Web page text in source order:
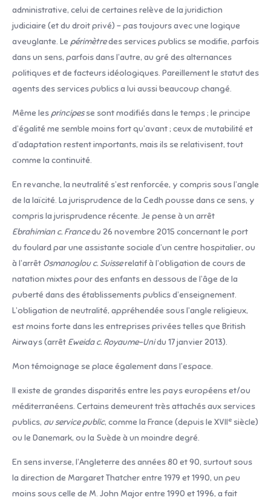
administrative, celui de certaines relève de la juridiction
judiciaire (et du droit privé) – pas toujours avec une logique
aveuglante. Le périmètredes services publics se modifie, parfois
dans un sens, parfois dans l’autre, au gré des alternances
politiques et de facteurs idéologiques. Pareillement le statut des
agents des services publics a lui aussi beaucoup changé.
Même les principesse sont modifiés dans le temps ; le principe
d’égalité me semble moins fort qu’avant ; ceux de mutabilité et
d’adaptation restent importants, mais ils se relativisent, tout
comme la continuité.
En revanche, la neutralité s’est renforcée, y compris sous l’angle
de la laïcité. La jurisprudence de la Cedh pousse dans ce sens, y
compris la jurisprudence récente. Je pense à un arrêt
Ebrahimian c. Francedu 26 novembre 2015 concernant le port
du foulard par une assistante sociale d’un centre hospitalier, ou
à l’arrêt Osmanoglou c. Suisserelatif à l’obligation de cours de
natation mixtes pour des enfants en dessous de l’âge de la
puberté dans des établissements publics d’enseignement.
L’obligation de neutralité, appréhendée sous l’angle religieux,
est moins forte dans les entreprises privées telles que British
Airways (arrêt Eweida c. Royaume-Unidu 17 janvier 2013).
Mon témoignage se place également dans l’espace.
Il existe de grandes disparités entre les pays européens et/ou
méditerranéens. Certains demeurent très attachés aux services
publics, auservice public, comme la France (depuis le XVIIe siècle)
ou le Danemark, ou la Suède à un moindre degré.
En sens inverse, l’Angleterre des années 80 et 90, surtout sous
la direction de Margaret Thatcher entre 1979 et 1990, un peu
moins sous celle de M. John Major entre 1990 et 1996, a fait